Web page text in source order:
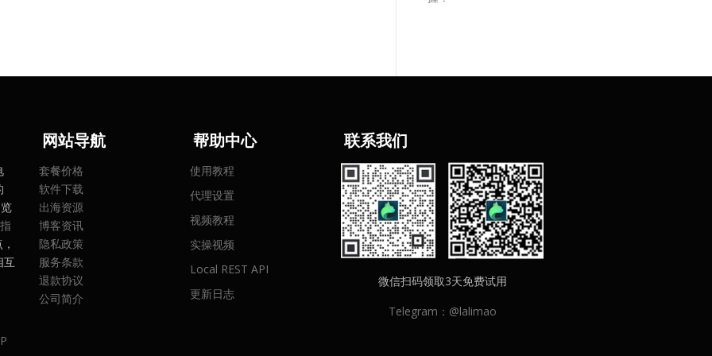
互
网站导航
套餐价格
软件下载
出海资源
博客资讯
隐私政策
服务条款
退款协议
公司简介
帮助中心
使用教程
代理设置
视频教程
实操视频
Local REST API
更新日志
联系我们
微信扫码领取3天免费试用
Telegram：@lalimao